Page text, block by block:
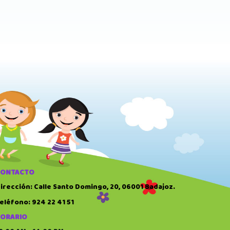
Calle Santo Domingo, 20, 06001 Badajoz.
924 22 41 51